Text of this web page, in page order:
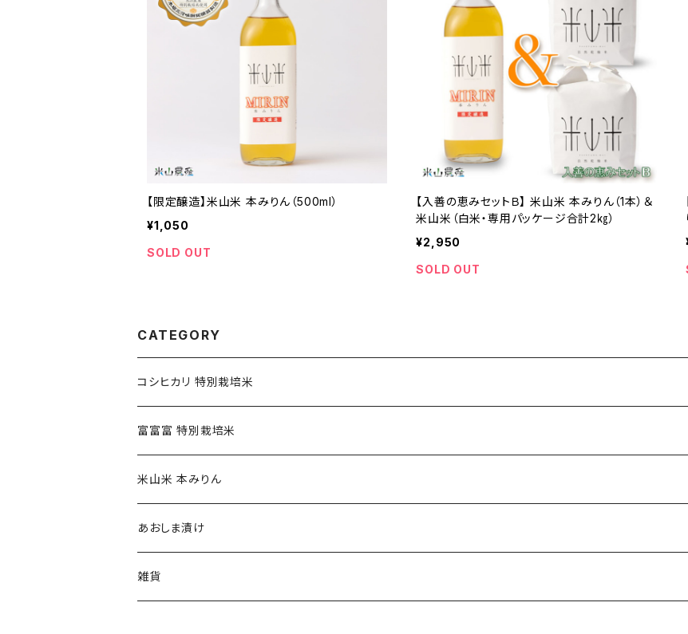
【限定醸造】米山米 本みりん（500ml）
¥1,050
SOLD OUT
【入善の恵みセットＢ】 米山米 本みりん（1本）＆
米山米（白米・専用パッケージ合計2㎏）
¥2,950
SOLD OUT
CATEGORY
コシヒカリ 特別栽培米
精米(白米) コシヒカリ特別栽培米
玄米 コシヒカリ特別栽培米
富富富 特別栽培米
米山米 本みりん
あおしま漬け
雑貨